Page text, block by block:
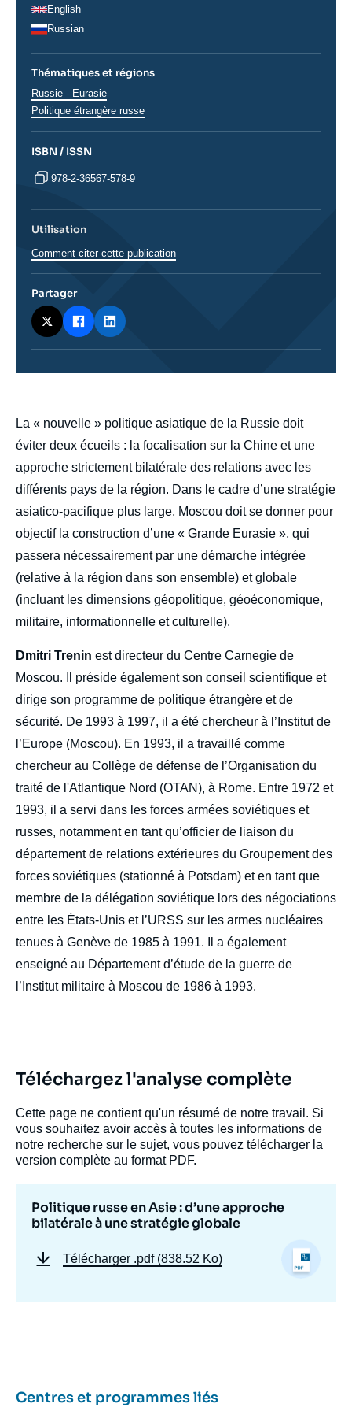
body
La « nouvelle » politique asiatique de la Russie doit
éviter deux écueils : la focalisation sur la Chine et une
approche strictement bilatérale des relations avec les
différents pays de la région. Dans le cadre d’une stratégie
asiatico-pacifique plus large, Moscou doit se donner pour
objectif la construction d’une « Grande Eurasie », qui
passera nécessairement par une démarche intégrée
(relative à la région dans son ensemble) et globale
(incluant les dimensions géopolitique, géoéconomique,
militaire, informationnelle et culturelle).
Dmitri Trenin est directeur du Centre Carnegie de
Moscou. Il préside également son conseil scientifique et
dirige son programme de politique étrangère et de
sécurité. De 1993 à 1997, il a été chercheur à l’Institut de
l’Europe (Moscou). En 1993, il a travaillé comme
chercheur au Collège de défense de l’Organisation du
traité de l'Atlantique Nord (OTAN), à Rome. Entre 1972 et
1993, il a servi dans les forces armées soviétiques et
russes, notamment en tant qu’officier de liaison du
département de relations extérieures du Groupement des
forces soviétiques (stationné à Potsdam) et en tant que
membre de la délégation soviétique lors des négociations
entre les États-Unis et l’URSS sur les armes nucléaires
tenues à Genève de 1985 à 1991. Il a également
enseigné au Département d’étude de la guerre de
l’Institut militaire à Moscou de 1986 à 1993.
English
Russian
Thématiques et régions
Régions
Russie - Eurasie
Politique étrangère russe
ISBN / ISSN
978-2-36567-578-9
Utilisation
Comment citer cette publication
Partager
Téléchargez l'analyse complète
Cette page ne contient qu'un résumé de notre travail. Si
vous souhaitez avoir accès à toutes les informations de
notre recherche sur le sujet, vous pouvez télécharger la
version complète au format PDF.
Politique russe en Asie : d’une approche
bilatérale à une stratégie globale
Télécharger .pdf (838.52 Ko)
Centres et programmes liés